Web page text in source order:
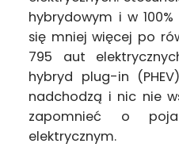
hybrydowym i w
się mniej więcej po
795 aut
hybryd plug-in
nadchodzą i nic nie
zapomnieć o
elektrycznym.